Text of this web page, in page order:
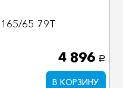
165/65 79T
4 896 a
В КОРЗИНУ